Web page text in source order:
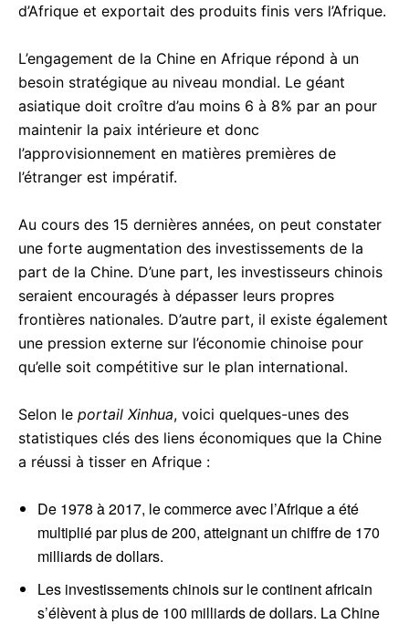
d’Afrique et exportait des produits finis vers l’Afrique.
L’engagement de la Chine en Afrique répond à un
besoin stratégique au niveau mondial. Le géant
asiatique doit croître d’au moins 6 à 8% par an pour
maintenir la paix intérieure et donc
l’approvisionnement en matières premières de
l’étranger est impératif.
Au cours des 15 dernières années, on peut constater
une forte augmentation des investissements de la
part de la Chine. D’une part, les investisseurs chinois
seraient encouragés à dépasser leurs propres
frontières nationales. D’autre part, il existe également
une pression externe sur l’économie chinoise pour
qu’elle soit compétitive sur le plan international.
Selon le portail Xinhua, voici quelques-unes des
statistiques clés des liens économiques que la Chine
a réussi à tisser en Afrique :
De 1978 à 2017, le commerce avec l’Afrique a été
multiplié par plus de 200, atteignant un chiffre de 170
milliards de dollars.
Les investissements chinois sur le continent africain
s’élèvent à plus de 100 milliards de dollars. La Chine